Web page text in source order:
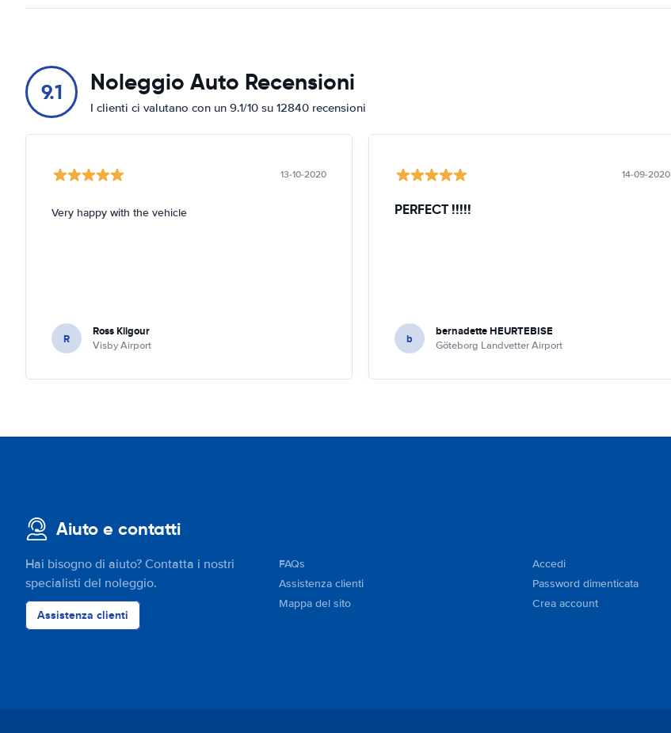
9.1 Noleggio Auto Recensioni
I clienti ci valutano con un 9.1/10 su 12840 recensioni
13-10-2020
Very happy with the vehicle
R Ross Kilgour
Visby Airport
14-09-2020
PERFECT !!!!!
b bernadette HEURTEBISE
Göteborg Landvetter Airport
Aiuto e contatti
Hai bisogno di aiuto? Contatta i nostri
specialisti del noleggio.
Assistenza clienti
FAQs
Assistenza clienti
Mappa del sito
Accedi
Password dimenticata
Crea account